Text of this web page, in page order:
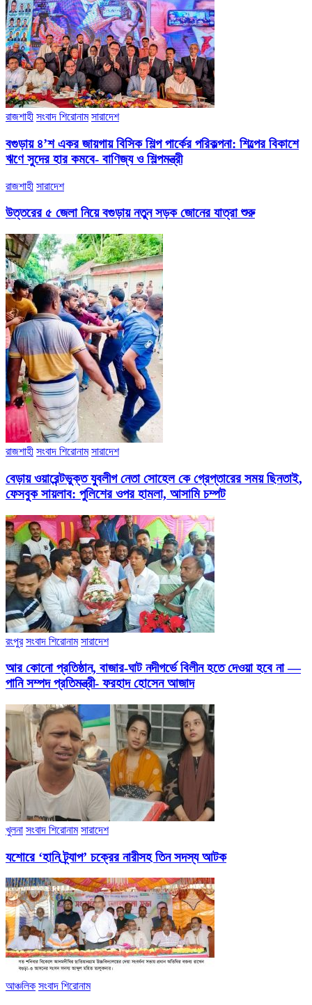
রাজশাহী সংবাদ শিরোনাম সারাদেশ
বগুড়ায় ৪’শ একর জায়গায় বিসিক শিল্প পার্কের পরিকল্পনা: শিল্পের বিকাশে
ঋণে সুদের হার কমবে- বাণিজ্য ও শিল্পমন্ত্রী
রাজশাহী সারাদেশ
উত্তরের ৫ জেলা নিয়ে বগুড়ায় নতুন সড়ক জোনের যাত্রা শুরু
রাজশাহী সংবাদ শিরোনাম সারাদেশ
বেড়ায় ওয়ারেন্টভুক্ত যুবলীগ নেতা সোহেল কে গ্রেপ্তারের সময় ছিনতাই,
ফেসবুক সায়লাব: পুলিশের ওপর হামলা, আসামি চম্পট
রংপুর সংবাদ শিরোনাম সারাদেশ
আর কোনো প্রতিষ্ঠান, বাজার-ঘাট নদীগর্ভে বিলীন হতে দেওয়া হবে না —
পানি সম্পদ প্রতিমন্ত্রী- ফরহাদ হোসেন আজাদ
খুলনা সংবাদ শিরোনাম সারাদেশ
যশোরে ‘হানি ট্র্যাপ’ চক্রের নারীসহ তিন সদস্য আটক
আঞ্চলিক সংবাদ শিরোনাম